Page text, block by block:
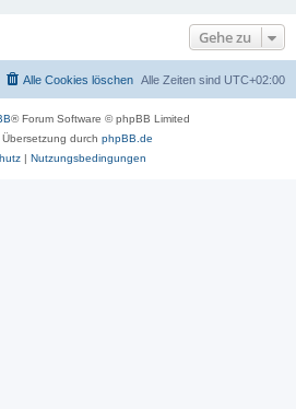
Gehe zu
Alle Zeiten sind UTC+02:00
Alle Cookies löschen
® Forum Software © phpBB Limited
durch phpBB.de
| Nutzungsbedingungen